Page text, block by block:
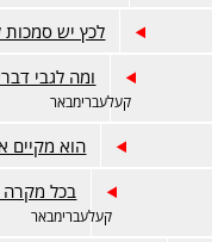
לכץ יש
ומה לגבי
קעלעברימבאר
הוא מקיים
בכל מקרה
קעלעברימבאר